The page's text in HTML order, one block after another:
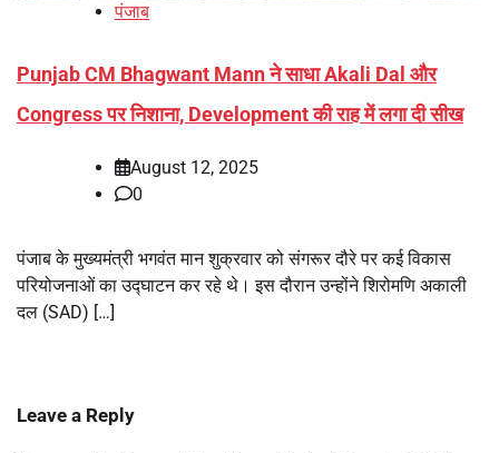
पंजाब
Punjab CM Bhagwant Mann ने साधा Akali Dal और
Congress पर निशाना, Development की राह में लगा दी सीख
August 12, 2025
0
पंजाब के मुख्यमंत्री भगवंत मान शुक्रवार को संगरूर दौरे पर कई विकास
परियोजनाओं का उद्घाटन कर रहे थे। इस दौरान उन्होंने शिरोमणि अकाली
दल (SAD) […]
Leave a Reply